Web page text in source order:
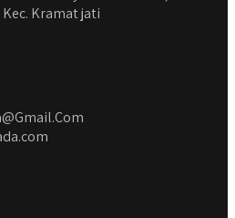
Kramat jati